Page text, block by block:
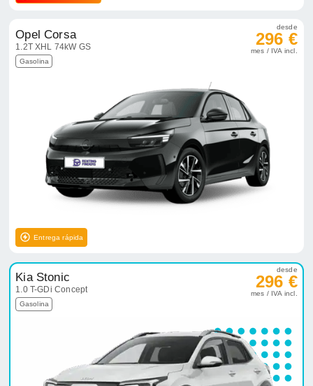
Opel Corsa
1.2T XHL 74kW GS
Gasolina
desde
296 €
mes / IVA incl.
Entrega rápida
Kia Stonic
1.0 T-GDi Concept
Gasolina
desde
296 €
mes / IVA incl.